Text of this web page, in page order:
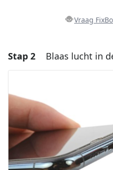
Vraag
Voeg een
Stap 2 Blaas lucht in